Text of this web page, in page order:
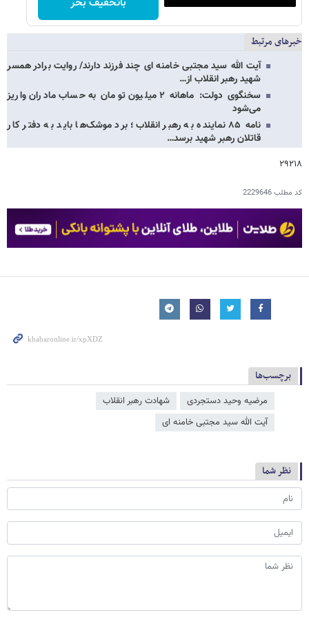
خبرهای مرتبط
آیت الله سید مجتبی خامنه ای چند فرزند دارند/ روایت برادر همسر
شهید رهبر انقلاب از…
سخنگوی دولت: ماهانه ۲ میلیون تومان به حساب مادران واریز
می‌شود
نامه ۸۵ نماینده به رهبر انقلاب؛ برد موشک‌ها باید به دفتر کار
قاتلان رهبر شهید برسد…
۲۹۲۱۸
کد مطلب2229646
برچسب‌ها
مرضیه وحید دستجردی
شهادت رهبر انقلاب
آیت الله سید مجتبی خامنه ای
نظر شما